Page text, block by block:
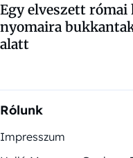
Egy elveszett római
nyomaira
alatt
Rólunk
Impresszum